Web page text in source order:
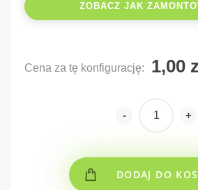
ZOBACZ JAK
Cena za tę konfigurację:
- +
DODAJ DO